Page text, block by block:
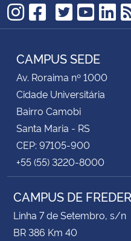
Instagram
Facebook
TikTok
Twitter
CAMPUS SEDE
Av. Roraima nº 1000
Cidade Universitária
Bairro Camobi
Santa Maria - RS
CEP: 97105-900
+55 (55) 3220-8000
CAMPUS DE
Linha 7 de Setembro, s/n
BR 386 Km 40